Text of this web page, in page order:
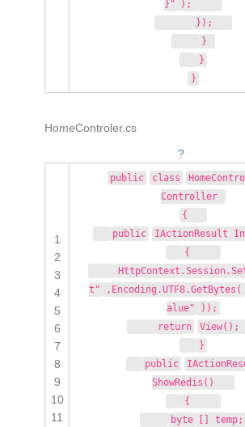
}"
);
});
}
}
}
HomeControler.cs
?
1
2
3
4
5
6
7
8
9
10
11
public class
Controller
{
public
IActionResult
{
t"
,Encoding.UTF8.GetBytes(
alue"
));
return
}
public
ShowRedis()
{
byte
[] temp;